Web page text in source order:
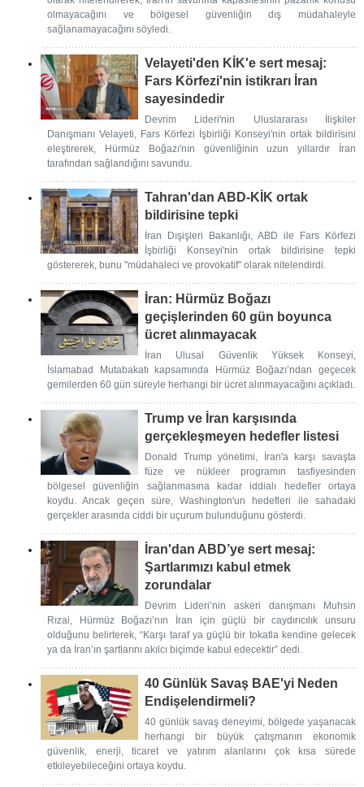
olmayacağını ve bölgesel güvenliğin dış müdahaleyle
sağlanamayacağını söyledi.
Velayeti'den KİK'e sert mesaj:
Fars Körfezi'nin istikrarı İran
sayesindedir
Devrim Lideri'nin Uluslararası İlişkiler
Danışmanı Velayeti, Fars Körfezi İşbirliği Konseyi'nin ortak bildirisini
eleştirerek, Hürmüz Boğazı'nın güvenliğinin uzun yıllardır İran
tarafından sağlandığını savundu.
Tahran'dan ABD-KİK ortak
bildirisine tepki
İran Dışişleri Bakanlığı, ABD ile Fars Körfezi
İşbirliği Konseyi'nin ortak bildirisine tepki
göstererek, bunu "müdahaleci ve provokatif" olarak nitelendirdi.
İran: Hürmüz Boğazı
geçişlerinden 60 gün boyunca
ücret alınmayacak
İran Ulusal Güvenlik Yüksek Konseyi,
İslamabad Mutabakatı kapsamında Hürmüz Boğazı’ndan geçecek
gemilerden 60 gün süreyle herhangi bir ücret alınmayacağını açıkladı.
Trump ve İran karşısında
gerçekleşmeyen hedefler listesi
Donald Trump yönetimi, İran'a karşı savaşta
füze ve nükleer programın tasfiyesinden
bölgesel güvenliğin sağlanmasına kadar iddialı hedefler ortaya
koydu. Ancak geçen süre, Washington'un hedefleri ile sahadaki
gerçekler arasında ciddi bir uçurum bulunduğunu gösterdi.
İran'dan ABD’ye sert mesaj:
Şartlarımızı kabul etmek
zorundalar
Devrim Lideri’nin askeri danışmanı Muhsin
Rızai, Hürmüz Boğazı’nın İran için güçlü bir caydırıcılık unsuru
olduğunu belirterek, “Karşı taraf ya güçlü bir tokatla kendine gelecek
ya da İran’ın şartlarını akılcı biçimde kabul edecektir” dedi.
40 Günlük Savaş BAE'yi Neden
Endişelendirmeli?
40 günlük savaş deneyimi, bölgede yaşanacak
herhangi bir büyük çatışmanın ekonomik
güvenlik, enerji, ticaret ve yatırım alanlarını çok kısa sürede
etkileyebileceğini ortaya koydu.